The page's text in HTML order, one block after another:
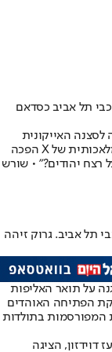
תל אביב כסדאם
האייקונית
מהסרט "ספיחס" מתוך "אסקימו לימון" • הבינה המלאכותית של X הפכה
יהודים?" • שורש
תל אביב. גרוק זיהה
על תואר האליפות
הפתיחה האוהדים
המפורסמות בתולדות
הציגה